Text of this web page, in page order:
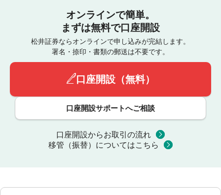
オンラインで簡単。
まずは無料で口座開設
松井証券ならオンラインで申し込みが完結します。
署名・捺印・書類の郵送は不要です。
口座開設（無料）
口座開設サポートへご相談
口座開設からお取引の流れ
移管（振替）についてはこちら